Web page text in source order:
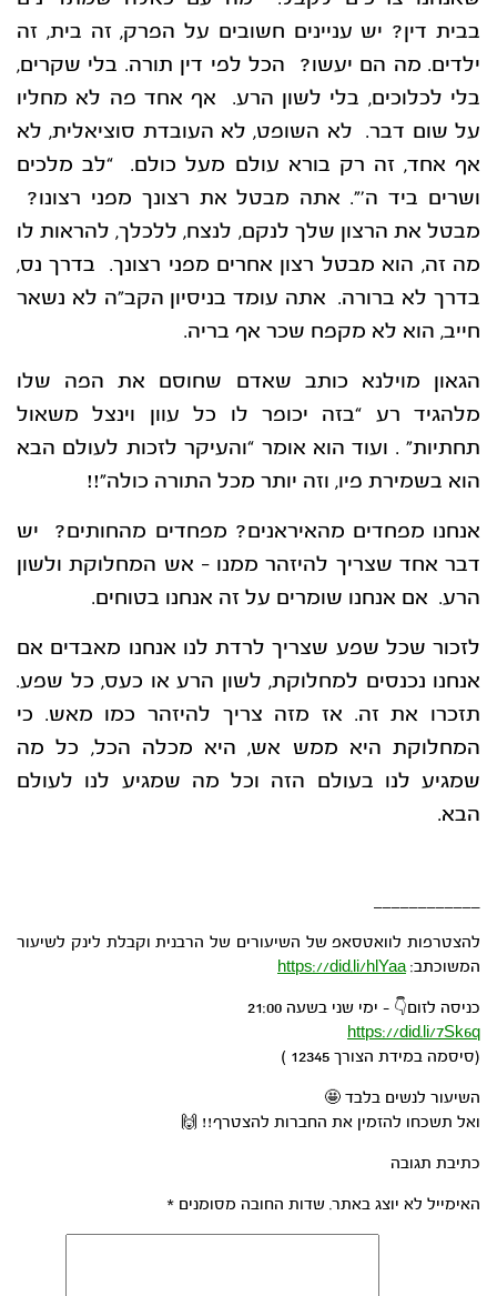
בבית דין? יש עניינים חשובים על הפרק, זה בית, זה
ילדים. מה הם יעשו? הכל לפי דין תורה. בלי שקרים,
בלי לכלוכים, בלי לשון הרע. אף אחד פה לא מחליו
על שום דבר. לא השופט, לא העובדת סוציאלית, לא
אף אחד, זה רק בורא עולם מעל כולם. “לב מלכים
ושרים ביד ה'”. אתה מבטל את רצונך מפני רצונו?
מבטל את הרצון שלך לנקם, לנצח, ללכלך, להראות לו
מה זה, הוא מבטל רצון אחרים מפני רצונך. בדרך נס,
בדרך לא ברורה. אתה עומד בניסיון הקב”ה לא נשאר
חייב, הוא לא מקפח שכר אף בריה.
הגאון מוילנא כותב שאדם שחוסם את הפה שלו
מלהגיד רע “בזה יכופר לו כל עוון וינצל משאול
תחתיות” . ועוד הוא אומר “והעיקר לזכות לעולם הבא
הוא בשמירת פיו, וזה יותר מכל התורה כולה”!!
אנחנו מפחדים מהאיראנים? מפחדים מהחותים? יש
דבר אחד שצריך להיזהר ממנו – אש המחלוקת ולשון
הרע. אם אנחנו שומרים על זה אנחנו בטוחים.
לזכור שכל שפע שצריך לרדת לנו אנחנו מאבדים אם
אנחנו נכנסים למחלוקת, לשון הרע או כעס, כל שפע.
תזכרו את זה. אז מזה צריך להיזהר כמו מאש. כי
המחלוקת היא ממש אש, היא מכלה הכל, כל מה
שמגיע לנו בעולם הזה וכל מה שמגיע לנו לעולם
הבא.
להצטרפות לוואטסאפ של השיעורים של הרבנית וקבלת לינק לשיעור
המשוכתב:https://did.li/hlYaa
כניסה לזום👇 – ימי שני בשעה 21:00
https://did.li/7Sk6q
(סיסמה במידת הצורך 12345 )
השיעור לנשים בלבד 🤩
ואל תשכחו להזמין את החברות להצטרף!! 🙌
כתיבת תגובה
האימייל לא יוצג באתר. שדות החובה מסומנים *